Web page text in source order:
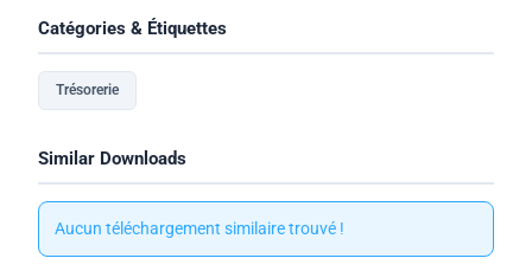
Catégories & Étiquettes
Trésorerie
Similar Downloads
Aucun téléchargement similaire trouvé !